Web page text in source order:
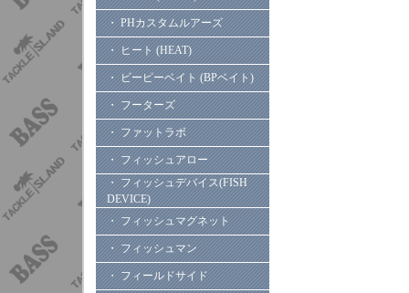
・ PHカスタムルアーズ
・ ヒート (HEAT)
・ ビーピーベイト (BPベイト)
・ フーターズ
・ ファットラボ
・ フィッシュアロー
・ フィッシュデバイス(FISH
DEVICE)
・ フィッシュマグネット
・ フィッシュマン
・ フィールドサイド